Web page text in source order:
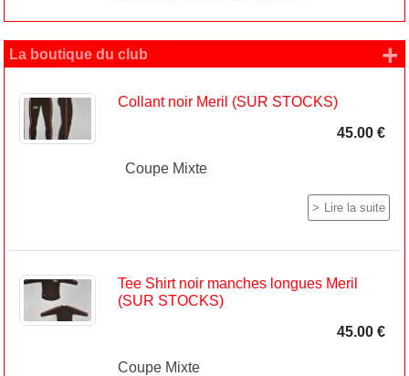
La boutique du club
Collant noir Meril (SUR STOCKS)
45.00 €
Coupe Mixte
Lire la suite
Tee Shirt noir manches longues Meril
(SUR STOCKS)
45.00 €
Coupe Mixte
+